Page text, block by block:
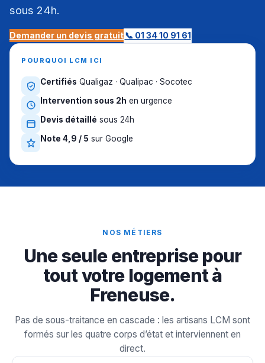
sous 24h.
Demander un devis gratuit📞 01 34 10 91 61
POURQUOI LCM ICI
Certifiés Qualigaz · Qualipac · Socotec
Intervention sous 2h en urgence
Devis détaillé sous 24h
Note 4,9 / 5 sur Google
NOS MÉTIERS
Une seule entreprise pour
tout votre logement à
Freneuse.
Pas de sous-traitance en cascade : les artisans LCM sont
formés sur les quatre corps d’état et interviennent en
direct.